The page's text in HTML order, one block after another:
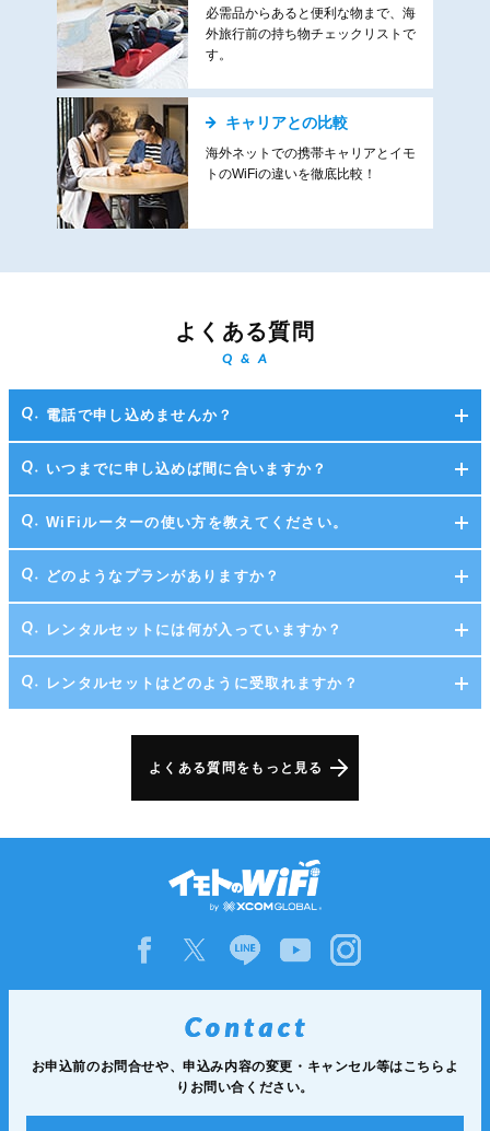
必需品からあると便利な物まで、海
外旅行前の持ち物チェックリストで
す。
キャリアとの比較
海外ネットでの携帯キャリアとイモ
トのWiFiの違いを徹底比較！
よくある質問
Q & A
電話で申し込めませんか？
いつまでに申し込めば間に合いますか？
WiFiルーターの使い方を教えてください。
どのようなプランがありますか？
レンタルセットには何が入っていますか？
レンタルセットはどのように受取れますか？
よくある質問をもっと見る
お申込前のお問合せや、申込み内容の変更・キャンセル等はこちらよ
りお問い合ください。